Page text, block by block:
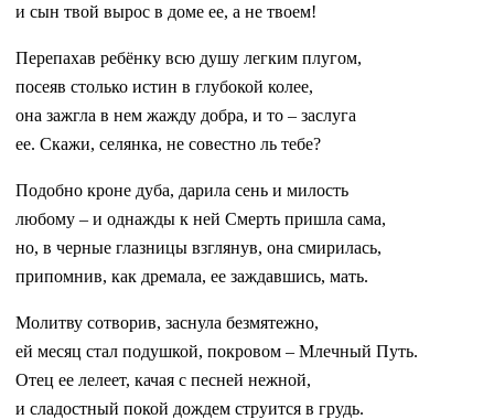
и сын твой вырос в доме ее, а не твоем!
Перепахав ребёнку всю душу легким плугом,
посеяв столько истин в глубокой колее,
она зажгла в нем жажду добра, и то – заслуга
ее. Скажи, селянка, не совестно ль тебе?
Подобно кроне дуба, дарила сень и милость
любому – и однажды к ней Смерть пришла сама,
но, в черные глазницы взглянув, она смирилась,
припомнив, как дремала, ее заждавшись, мать.
Молитву сотворив, заснула безмятежно,
ей месяц стал подушкой, покровом – Млечный Путь.
Отец ее лелеет, качая с песней нежной,
и сладостный покой дождем струится в грудь.